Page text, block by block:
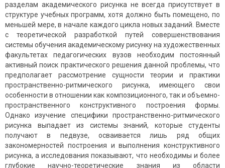
разделам академического рисунка не всегда присутствует в
структуре учебных программ, хотя должно быть помещено, по
меньшей мере, в начале каждого цикла новых заданий. Вместе
с теоретической разработкой путей совершенствования
системы обучения академическому рисунку на художественных
факультетах педагогических вузов необходим постоянный
активный поиск практического решения данной проблемы, что
предполагает рассмотрение сущности теории и практики
пространственно-ритмического рисунка, имеющего свои
особенности в отношении как композиционного, так и объемно-
пространственного конструктивного построения формы.
Однако изучение специфики пространственно-ритмического
рисунка выпадает из системы знаний, которые студенты
получают в педвузе, осваивается лишь ряд общих
закономерностей построения и выполнения конструктивного
рисунка, а исследования показывают, что необходимы и более
глубокие научно-теоретические знания из области